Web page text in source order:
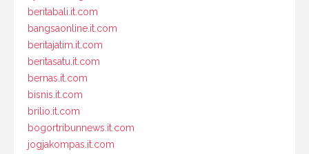
beritabali.it.com
bangsaonline.it.com
beritajatim.it.com
beritasatu.it.com
bernas.it.com
bisnis.it.com
brilio.it.com
bogortribunnews.it.com
jogjakompas.it.com